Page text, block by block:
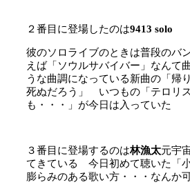
２番目に登場したのは9413 solo
彼のソロライブのときは普段のバ
えば「ソウルサバイバー」なん
うな曲調になっている新曲の「
死ぬだろう」 いつもの「テロリ
も・・・」が今日は入っていた
３番目に登場するのは林漁太元宇
てきている 今日初めて聴いた「
膨らみのある歌い方・・・なんか